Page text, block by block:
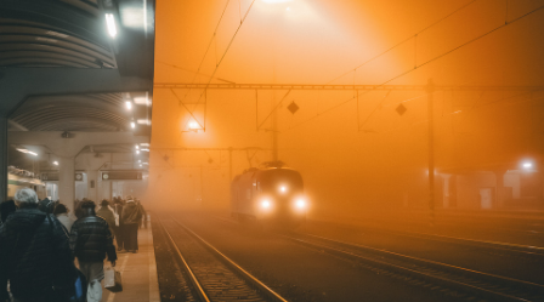
Zapomněli jste heslo?
Měli jste účet na starém webu?